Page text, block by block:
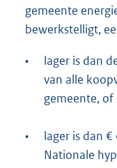
gemeente
bewerkstelligt,
•
lager is dan
van alle
gemeente, of
•
lager is dan
Nationale